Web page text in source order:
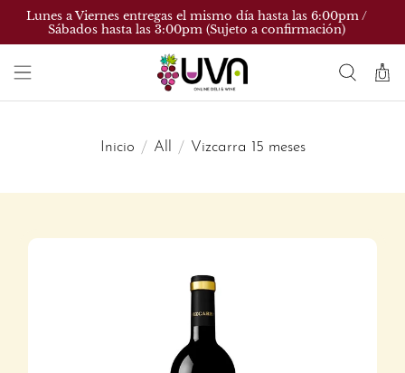
Lunes a Viernes entregas el mismo día hasta las 6:00pm /
Sábados hasta las 3:00pm (Sujeto a confirmación)
Inicio All Vizcarra 15 meses